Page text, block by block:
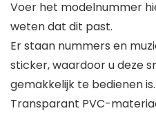
Voer het modelnummer
weten dat dit past.
Er staan ​​nummers en
sticker, waardoor u deze
gemakkelijk te bedienen is.
Transparant PVC-